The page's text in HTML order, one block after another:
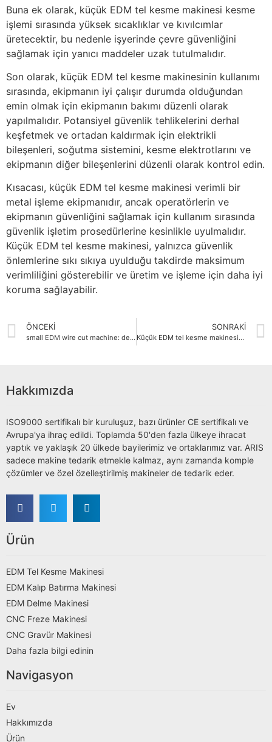
Buna ek olarak, küçük EDM tel kesme makinesi kesme
işlemi sırasında yüksek sıcaklıklar ve kıvılcımlar
üretecektir, bu nedenle işyerinde çevre güvenliğini
sağlamak için yanıcı maddeler uzak tutulmalıdır.
Son olarak, küçük EDM tel kesme makinesinin kullanımı
sırasında, ekipmanın iyi çalışır durumda olduğundan
emin olmak için ekipmanın bakımı düzenli olarak
yapılmalıdır. Potansiyel güvenlik tehlikelerini derhal
keşfetmek ve ortadan kaldırmak için elektrikli
bileşenleri, soğutma sistemini, kesme elektrotlarını ve
ekipmanın diğer bileşenlerini düzenli olarak kontrol edin.
Kısacası, küçük EDM tel kesme makinesi verimli bir
metal işleme ekipmanıdır, ancak operatörlerin ve
ekipmanın güvenliğini sağlamak için kullanım sırasında
güvenlik işletim prosedürlerine kesinlikle uyulmalıdır.
Küçük EDM tel kesme makinesi, yalnızca güvenlik
önlemlerine sıkı sıkıya uyulduğu takdirde maksimum
verimliliğini gösterebilir ve üretim ve işleme için daha iyi
koruma sağlayabilir.
ÖNCEKI
small EDM wire cut machine: detailed explanation of working principle and application areas
SONRAKI
Küçük EDM tel kesme makinesinin işleme verimliliğini etkileyen faktörler
Hakkımızda
ISO9000 sertifikalı bir kuruluşuz, bazı ürünler CE sertifikalı ve
Avrupa'ya ihraç edildi. Toplamda 50'den fazla ülkeye ihracat
yaptık ve yaklaşık 20 ülkede bayilerimiz ve ortaklarımız var. ARIS
sadece makine tedarik etmekle kalmaz, aynı zamanda komple
çözümler ve özel özelleştirilmiş makineler de tedarik eder.
Ürün
EDM Tel Kesme Makinesi
EDM Kalıp Batırma Makinesi
EDM Delme Makinesi
CNC Freze Makinesi
CNC Gravür Makinesi
Daha fazla bilgi edinin
Navigasyon
Ev
Hakkımızda
Ürün